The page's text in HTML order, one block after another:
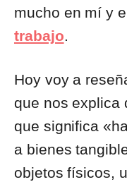
mucho en mí y
trabajo.
Hoy voy a
que nos explica
que significa
a bienes
objetos físicos,